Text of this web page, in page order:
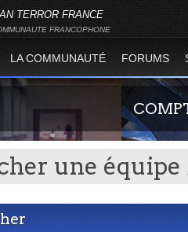
TERROR FRANCE
FRANCOPHONE
LA COMMUNAUTÉ FORUMS
une équipe